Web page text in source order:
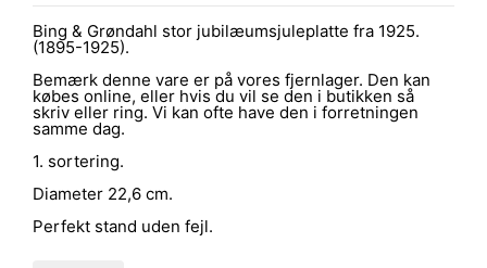
Bing & Grøndahl stor jubilæumsjuleplatte fra 1925.
(1895-1925).
Bemærk denne vare er på vores fjernlager. Den kan
købes online, eller hvis du vil se den i butikken så
skriv eller ring. Vi kan ofte have den i forretningen
samme dag.
1. sortering.
Diameter 22,6 cm.
Perfekt stand uden fejl.